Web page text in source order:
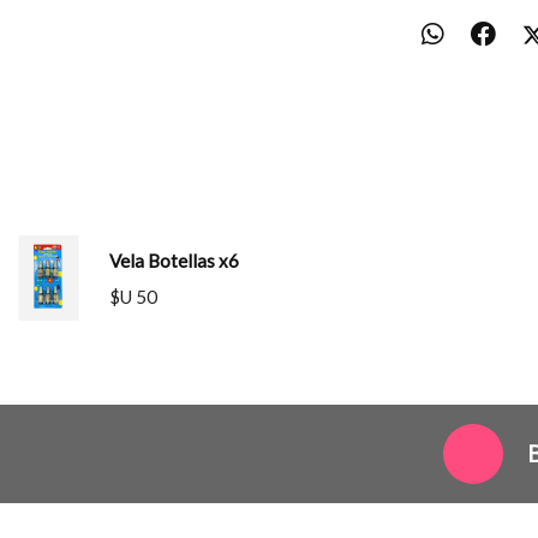
Vela Botellas x6
$U 50